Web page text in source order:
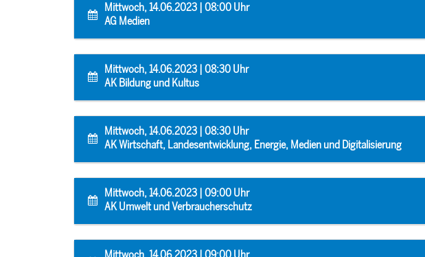
Mittwoch, 14.06.2023 | 08:00 Uhr
AG Medien
Mittwoch, 14.06.2023 | 08:30 Uhr
AK Bildung und Kultus
Mittwoch, 14.06.2023 | 08:30 Uhr
AK Wirtschaft, Landesentwicklung, Energie, Medien und Digitalisierung
Mittwoch, 14.06.2023 | 09:00 Uhr
AK Umwelt und Verbraucherschutz